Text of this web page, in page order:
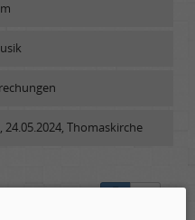
Thomaskirche